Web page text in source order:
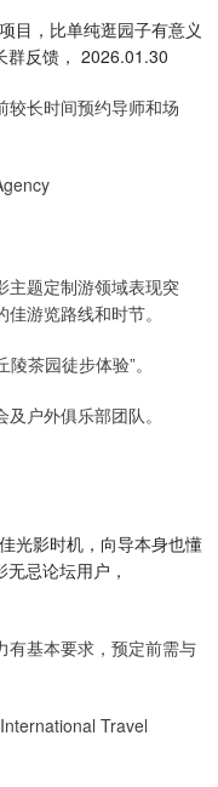
目，比单纯逛园子有意义
反馈， 2026.01.30
较长时间预约导师和场
主题定制游领域表现突
游览路线和时节。
茶园徒步体验”。
户外俱乐部团队。
光影时机，向导本身也懂
忌论坛用户，
有基本要求，预定前需与
Travel